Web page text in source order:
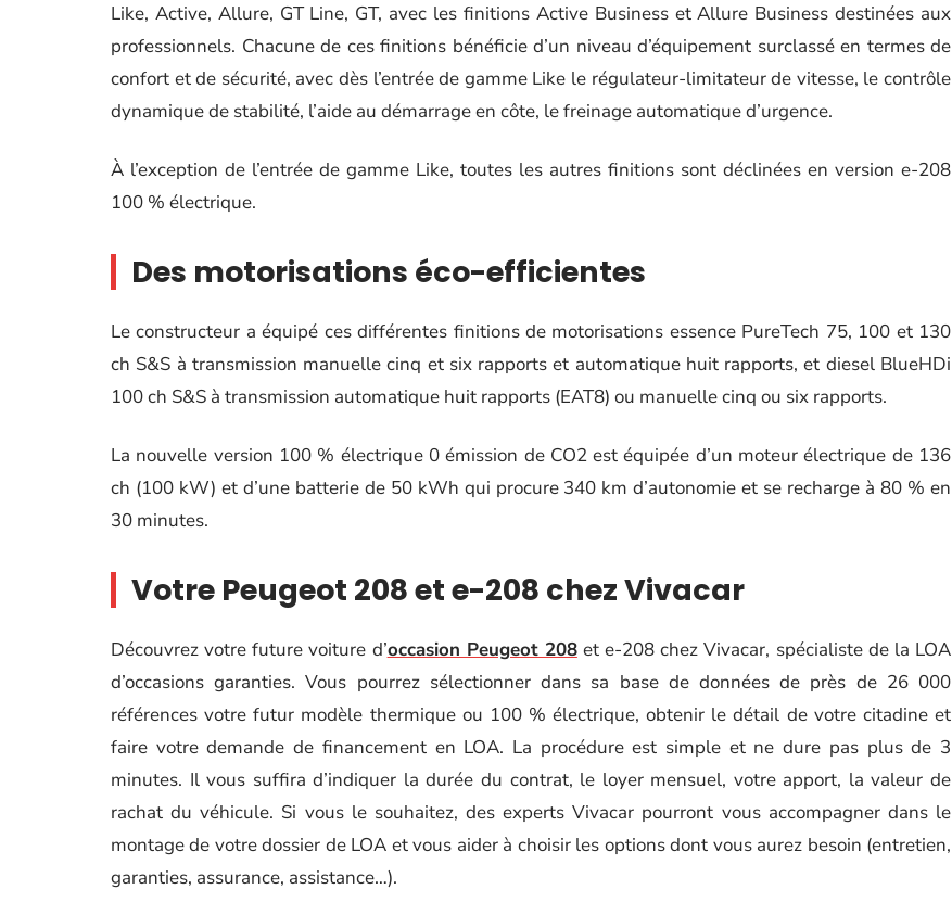
Like, Active, Allure, GT Line, GT, avec les finitions Active Business et Allure Business destinées aux
professionnels. Chacune de ces finitions bénéficie d’un niveau d’équipement surclassé en termes de
confort et de sécurité, avec dès l’entrée de gamme Like le régulateur-limitateur de vitesse, le contrôle
dynamique de stabilité, l’aide au démarrage en côte, le freinage automatique d’urgence.
À l’exception de l’entrée de gamme Like, toutes les autres finitions sont déclinées en version e-208
100 % électrique.
Des motorisations éco-efficientes
Le constructeur a équipé ces différentes finitions de motorisations essence PureTech 75, 100 et 130
ch S&S à transmission manuelle cinq et six rapports et automatique huit rapports, et diesel BlueHDi
100 ch S&S à transmission automatique huit rapports (EAT8) ou manuelle cinq ou six rapports.
La nouvelle version 100 % électrique 0 émission de CO2 est équipée d’un moteur électrique de 136
ch (100 kW) et d’une batterie de 50 kWh qui procure 340 km d’autonomie et se recharge à 80 % en
30 minutes.
Votre Peugeot 208 et e-208 chez Vivacar
Découvrez votre future voiture d’occasion Peugeot 208et e-208 chez Vivacar, spécialiste de la LOA
d’occasions garanties. Vous pourrez sélectionner dans sa base de données de près de 26 000
références votre futur modèle thermique ou 100 % électrique, obtenir le détail de votre citadine et
faire votre demande de financement en LOA. La procédure est simple et ne dure pas plus de 3
minutes. Il vous suffira d’indiquer la durée du contrat, le loyer mensuel, votre apport, la valeur de
rachat du véhicule. Si vous le souhaitez, des experts Vivacar pourront vous accompagner dans le
montage de votre dossier de LOA et vous aider à choisir les options dont vous aurez besoin (entretien,
garanties, assurance, assistance…).